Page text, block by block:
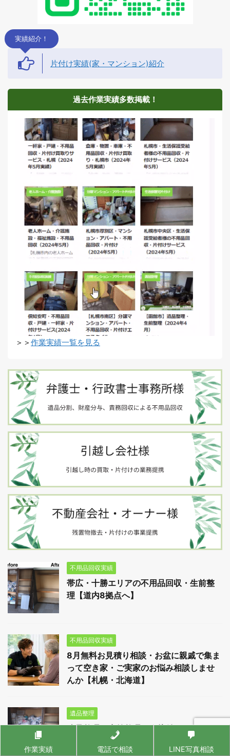
実績紹介！
片付け実績(家・マンション)紹介
過去作業実績多数掲載！
＞＞ 作業実績一覧を見る
不用品回収実績
帯広・十勝エリアの不用品回収・生前整
理【道内8拠点へ】
不用品回収実績
8月無料お見積り相談・お盆に親戚で集ま
って空き家・ご実家のお悩み相談しませ
んか【札幌・北海道】
遺品整理
遺品整理・生前整理・お片付けサービ
ス・札幌市（2026年7月実績）
作業実績 電話で相談 LINE写真相談